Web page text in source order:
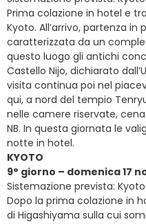
Prima colazione in hotel e
Kyoto. All’arrivo, partenza
caratterizzata da un
questo luogo gli antichi
Castello Nijo, dichiarato
visita continua poi nel
qui, a nord del tempio
nelle camere riservate,
NB. In questa giornata le
notte in hotel.
KYOTO
9° giorno – domenica 17
Sistemazione prevista:
Dopo la prima colazione in
di Higashiyama sulla cui